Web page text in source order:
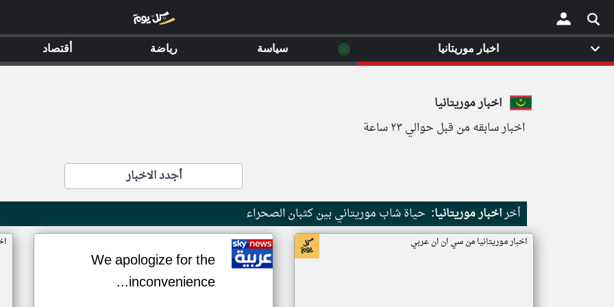
×
اخبار موريتانيا
اخبار سابقه من قبل حوالي ٢٣ ساعة
أجدد الاخبار
أخراخبار موريتانيا: حياة شاب موريتاني بين كثبان الصحراء
اخبار موريتانيا من سي ان ان عربي
We apologize for the
inconvenience...
اخبار موريتانيا ◉ سياسة رياضة أقتصاد